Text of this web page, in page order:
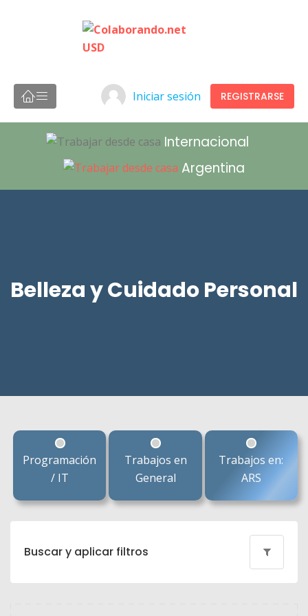
Iniciar sesión REGISTRARSE
Internacional
Argentina
Belleza y Cuidado Personal
Programación
/ IT
Trabajos en
General
Trabajos en:
ARS
Buscar y aplicar filtros